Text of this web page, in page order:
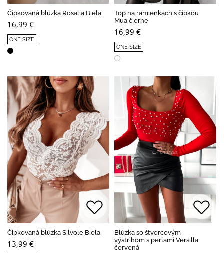
Čipkovaná blúzka Rosalia Biela
16,99 €
ONE SIZE
Top na ramienkach s čipkou
Mua čierne
16,99 €
ONE SIZE
Čipkovaná blúzka Silvole Biela
13,99 €
Blúzka so štvorcovým
výstrihom s perlami Versilla
červená